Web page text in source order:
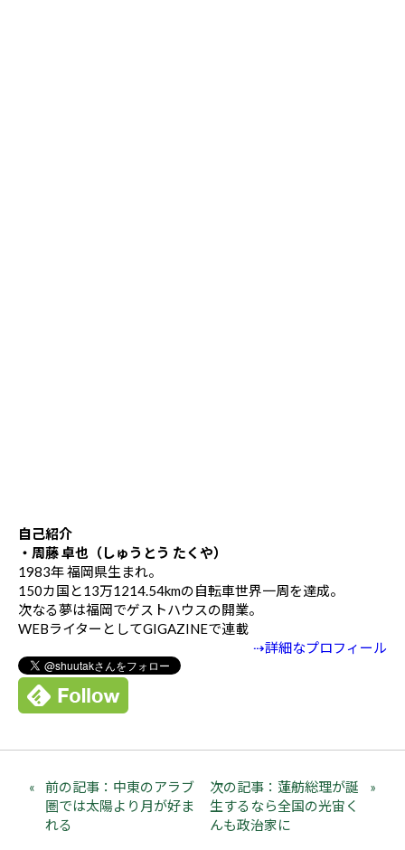
自己紹介
・周藤 卓也（しゅうとう たくや）
1983年 福岡県生まれ。
150カ国と13万1214.54kmの自転車世界一周を達成。
次なる夢は福岡でゲストハウスの開業。
WEBライターとしてGIGAZINEで連載
⇢詳細なプロフィール
前の記事：中東のアラブ
圏では太陽より月が好ま
れる
次の記事：蓮舫総理が誕
生するなら全国の光宙く
んも政治家に